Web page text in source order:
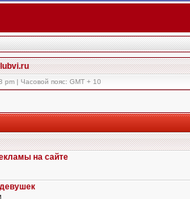
pm | Часовой пояс: GMT + 10
на сайте